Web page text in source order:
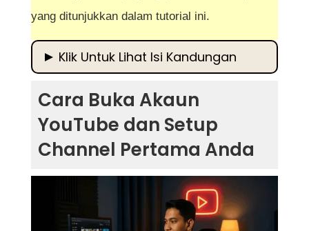
yang ditunjukkan dalam tutorial ini.
Klik Untuk Lihat Isi Kandungan
Channel Pertama Anda
Mengapa Penting Membuka Akaun
YouTube Secara Profesional
Langkah 1: Persediaan Sebelum Membuka
Cara Buka Akaun
YouTube dan Setup
Channel Pertama Anda